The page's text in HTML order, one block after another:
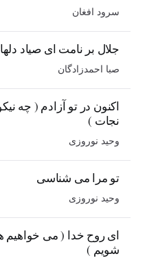
سرود افغان
جلال بر نامت ای صیاد
صبا احمدزادگان
اکنون در تو آزادم ( چه
نجات )
وحید نوروزی
تو مرا می شناسی
وحید نوروزی
ای روح خدا ( می خواهیم
شویم )